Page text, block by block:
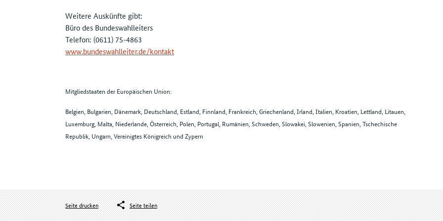
Weitere Auskünfte gibt:
Büro des Bundeswahlleiters
Telefon: (0611) 75-4863
www.bundeswahlleiter.de/kontakt
Mitgliedstaaten der Europäischen Union:
Belgien, Bulgarien, Dänemark, Deutschland, Estland, Finnland, Frankreich, Griechenland, Irland, Italien, Kroatien, Lettland, Litauen,
Luxemburg, Malta, Niederlande, Österreich, Polen, Portugal, Rumänien, Schweden, Slowakei, Slowenien, Spanien, Tschechische
Republik, Ungarn, Vereinigtes Königreich und Zypern
Seite drucken Seite teilen